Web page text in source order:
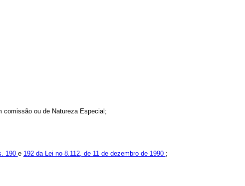
comissão ou de Natureza Especial;
190 e 192 da Lei no 8.112, de 11 de dezembro de 1990 ;